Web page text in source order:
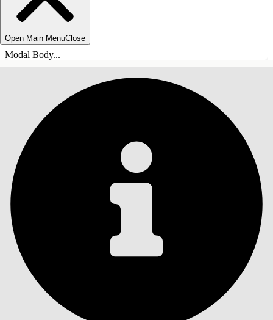
Open Main MenuClose
Modal Body...
Innehållsförteckningar
INNEHÅLLSFÖRTECKNINGAR